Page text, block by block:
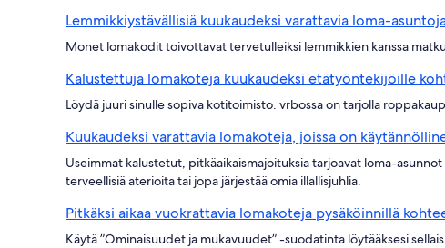
Lemmikkiystävällisiä kuukaudeksi varattavia loma-
Monet lomakodit toivottavat tervetulleiksi lemmikkien kanssa
Kalustettuja lomakoteja kuukaudeksi etätyöntekijöille
Löydä juuri sinulle sopiva kotitoimisto. vrbossa on tarjolla
Kuukaudeksi varattavia lomakoteja, joissa on
Useimmat kalustetut, pitkäaikaismajoituksia tarjoavat loma-
terveellisiä aterioita tai jopa järjestää omia illallisjuhlia.
Pitkäksi aikaa vuokrattavia lomakoteja pysäköinnillä
Käytä ”Ominaisuudet ja mukavuudet” -suodatinta löytääksesi